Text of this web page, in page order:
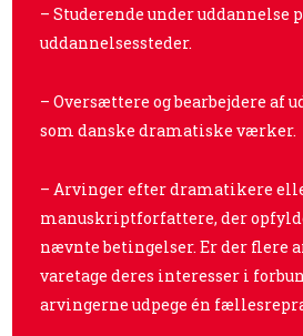
– Studerende under uddannelse
uddannelsessteder.
– Oversættere og bearbejdere af
som danske dramatiske værker.
– Arvinger efter dramatikere
manuskriptforfattere, der
nævnte betingelser. Er der flere
varetage deres interesser i
arvingerne udpege én